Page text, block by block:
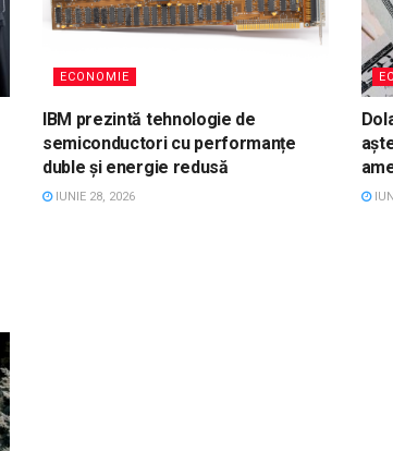
ECONOMIE
IBM prezintă tehnologie de
semiconductori cu performanțe
duble și energie redusă
IUNIE 28, 2026